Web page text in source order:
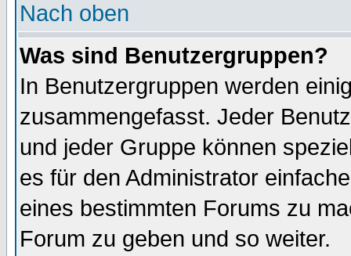
Nach oben
Was sind Benutzergruppen?
In Benutzergruppen werden
zusammengefasst. Jeder
und jeder Gruppe können
es für den Administrator
eines bestimmten Forums zu
Forum zu geben und so weiter.